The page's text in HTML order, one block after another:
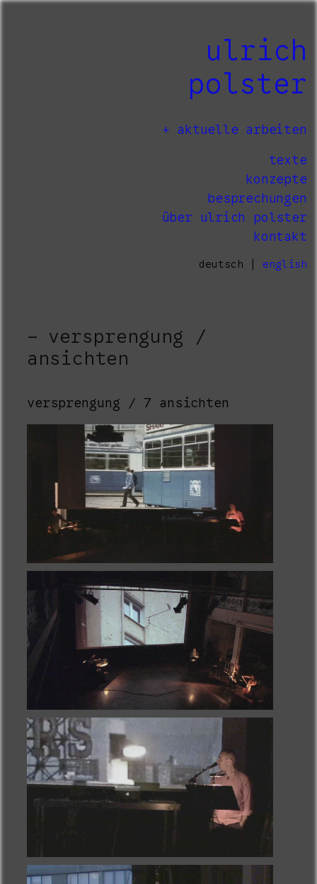
ulrich
polster
aktuelle arbeiten
texte
konzepte
besprechungen
über ulrich polster
kontakt
deutsch | english
versprengung /
ansichten
versprengung / 7 ansichten